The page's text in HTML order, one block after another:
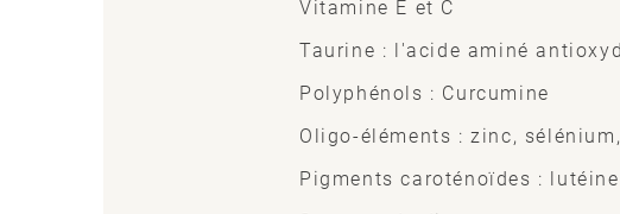
Vitamine E et C
Taurine : l'acide aminé
Polyphénols : Curcumine
Oligo-éléments : zinc,
Pigments caroténoïdes :